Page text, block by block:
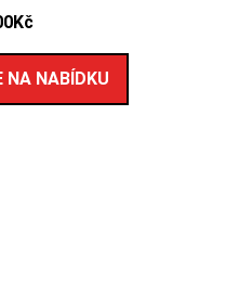
Kč
NA NABÍDKU